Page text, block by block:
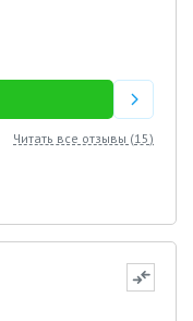
Читать все отзывы (15)